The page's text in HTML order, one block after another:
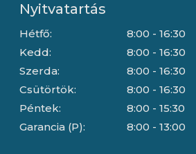
Nyitvatartás
Hétfő:
Kedd:
Szerda:
Csütörtök:
Péntek:
Garancia (P):
8:00 - 16:30
8:00 - 16:30
8:00 - 16:30
8:00 - 16:30
8:00 - 15:30
8:00 - 13:00